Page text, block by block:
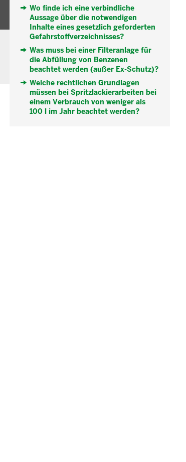
Wo finde ich eine verbindliche
Aussage über die notwendigen
Inhalte eines gesetzlich geforderten
Gefahrstoffverzeichnisses?
Was muss bei einer Filteranlage für
die Abfüllung von Benzenen
beachtet werden (außer Ex-Schutz)?
Welche rechtlichen Grundlagen
müssen bei Spritzlackierarbeiten bei
einem Verbrauch von weniger als
100 l im Jahr beachtet werden?